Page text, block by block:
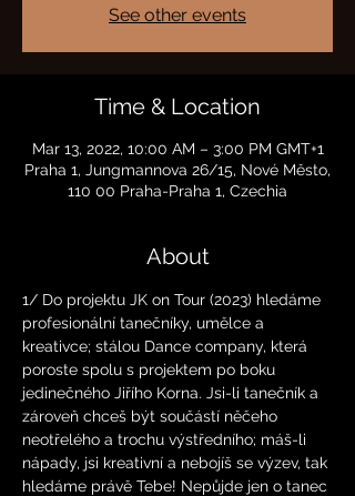
See other events
Time & Location
Mar 13, 2022, 10:00 AM – 3:00 PM GMT+1
Praha 1, Jungmannova 26/15, Nové Město,
110 00 Praha-Praha 1, Czechia
About
1/ Do projektu JK on Tour (2023) hledáme
profesionální tanečníky, umělce a
kreativce; stálou Dance company, která
poroste spolu s projektem po boku
jedinečného Jiřího Korna. Jsi-li tanečník a
zároveň chceš být součástí něčeho
neotřelého a trochu výstředního; máš-li
nápady, jsi kreativní a nebojíš se výzev, tak
hledáme právě Tebe! Nepůjde jen o tanec